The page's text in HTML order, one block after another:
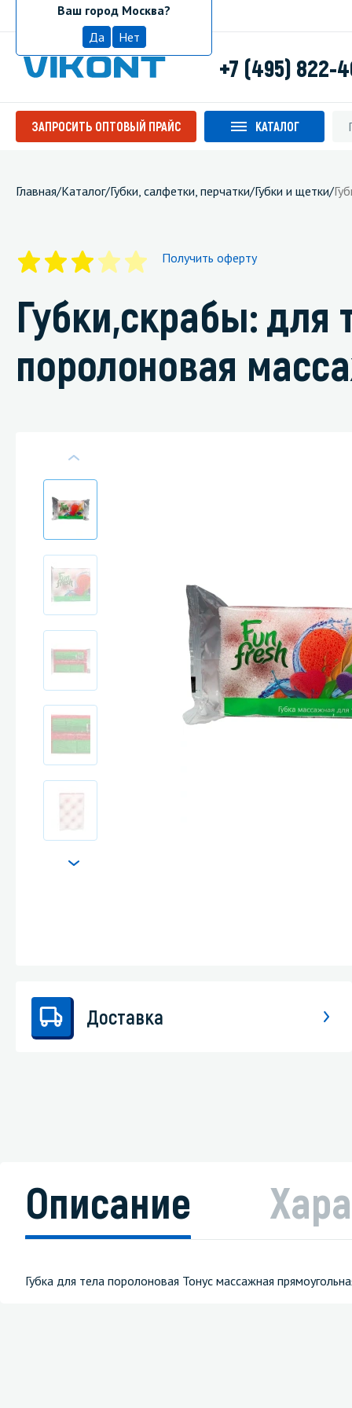
МоскваВаш город Москва?
Да
Нет
+7 (495) 822-
ЗАПРОСИТЬ ОПТОВЫЙ ПРАЙС КАТАЛОГ
Средства
Средства
Средства
Стекла
Главная/Каталог/Губки, салфетки, перчатки/Губки и щетки/
Получить оферту
Губки,скрабы: для
поролоновая
Доставка
Описание
Губка для тела поролоновая Тонус массажная